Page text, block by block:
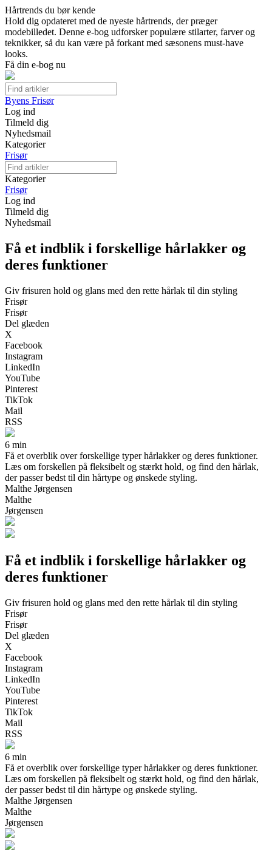
Hårtrends du bør kende
Hold dig opdateret med de nyeste hårtrends, der præger
modebilledet. Denne e-bog udforsker populære stilarter, farver og
teknikker, så du kan være på forkant med sæsonens must-have
looks.
Få din e-bog nu
Byens Frisør
Log ind
Tilmeld dig
Nyhedsmail
Kategorier
Frisør
Kategorier
Frisør
Log ind
Tilmeld dig
Nyhedsmail
Få et indblik i forskellige hårlakker og
deres funktioner
Giv frisuren hold og glans med den rette hårlak til din styling
Frisør
Frisør
Del glæden
X
Facebook
Instagram
LinkedIn
YouTube
Pinterest
TikTok
Mail
RSS
6 min
Få et overblik over forskellige typer hårlakker og deres funktioner.
Læs om forskellen på fleksibelt og stærkt hold, og find den hårlak,
der passer bedst til din hårtype og ønskede styling.
Malthe Jørgensen
Malthe
Jørgensen
Få et indblik i forskellige hårlakker og
deres funktioner
Giv frisuren hold og glans med den rette hårlak til din styling
Frisør
Frisør
Del glæden
X
Facebook
Instagram
LinkedIn
YouTube
Pinterest
TikTok
Mail
RSS
6 min
Få et overblik over forskellige typer hårlakker og deres funktioner.
Læs om forskellen på fleksibelt og stærkt hold, og find den hårlak,
der passer bedst til din hårtype og ønskede styling.
Malthe Jørgensen
Malthe
Jørgensen